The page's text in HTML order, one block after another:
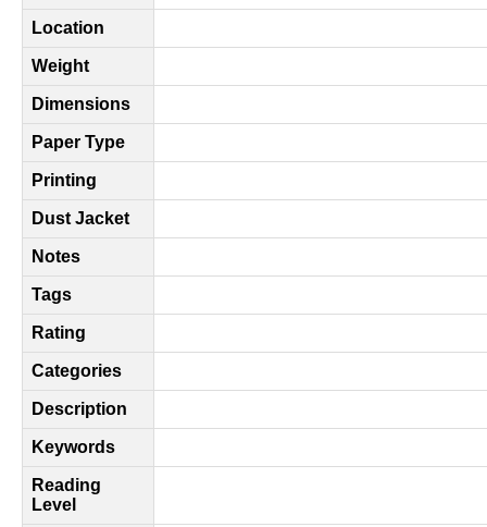
Location
Weight
Dimensions
Paper Type
Printing
Dust Jacket
Notes
Tags
Rating
Categories
Description
Keywords
Reading
Level